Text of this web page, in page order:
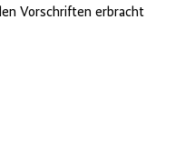
Vorschriften erbracht